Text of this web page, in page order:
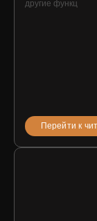
другие функц
Перейти к